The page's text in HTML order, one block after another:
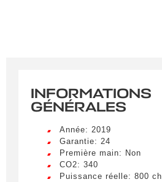
INFORMATIONS
GÉNÉRALES
Année: 2019
Garantie: 24
Première main: Non
CO2: 340
Puissance réelle: 800 ch